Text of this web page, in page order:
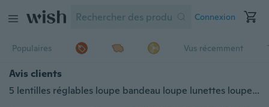
Connexion
Populaires Vus récemment
Avis clients
5 lentilles réglables loupe bandeau loupe lunettes loupe avec lampe à LED loupe lunettes pour extension de cils beauté